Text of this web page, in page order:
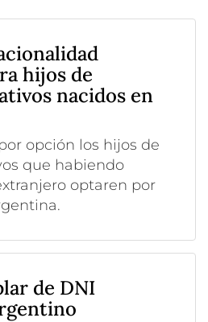
hijos de
nacidos en
opción los hijos de
que habiendo
optaren por
de DNI